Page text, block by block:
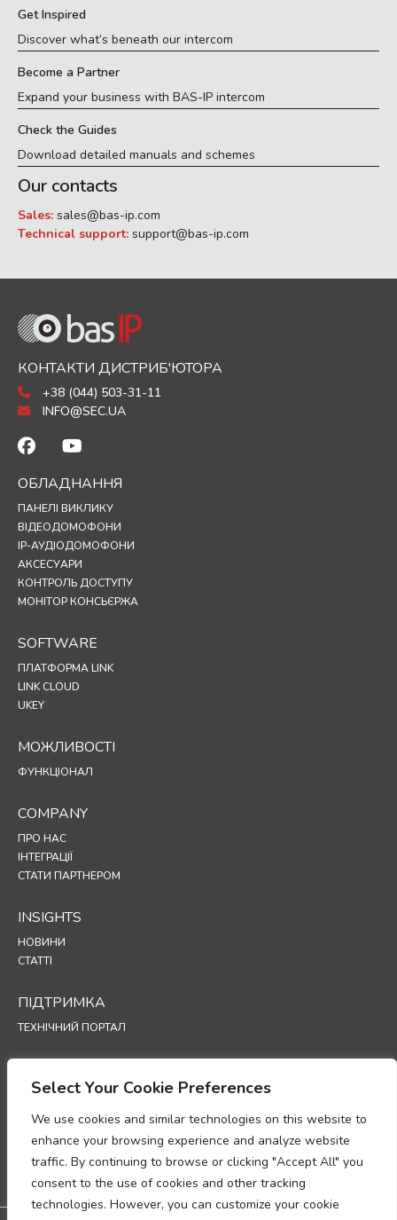
Select Your Cookie Preferences
We use cookies and similar technologies on this website to
enhance your browsing experience and analyze website
traffic. By continuing to browse or clicking "Accept All" you
consent to the use of cookies and other tracking
technologies. However, you can customize your cookie
Get Inspired
Discover what’s beneath our intercom
Become a Partner
Expand your business with BAS-IP intercom
Check the Guides
Download detailed manuals and schemes
Our contacts
Sales: sales@bas-ip.com
Technical support: support@bas-ip.com
КОНТАКТИ ДИСТРИБ'ЮТОРА
+38 (044) 503-31-11
INFO@SEC.UA
ОБЛАДНАННЯ
ПАНЕЛІ ВИКЛИКУ
ВІДЕОДОМОФОНИ
IP-АУДІОДОМОФОНИ
АКСЕСУАРИ
КОНТРОЛЬ ДОСТУПУ
МОНІТОР КОНСЬЄРЖА
SOFTWARE
ПЛАТФОРМА LINK
LINK CLOUD
UKEY
МОЖЛИВОСТІ
ФУНКЦІОНАЛ
COMPANY
ПРО НАС
ІНТЕГРАЦІЇ
СТАТИ ПАРТНЕРОМ
INSIGHTS
НОВИНИ
СТАТТІ
ПІДТРИМКА
ТЕХНІЧНИЙ ПОРТАЛ
ПОЛІТИКА КОНФІДЕНЦІЙНОСТІ
ПОЛІТИКА ВИКОРИСТАННЯ ФАЙЛІВ COOKIE
ПЕРСОНАЛЬНИХ ДАНИХ
ДОДАТОК ЩОДО ОБРОБКИ ДАНИХ